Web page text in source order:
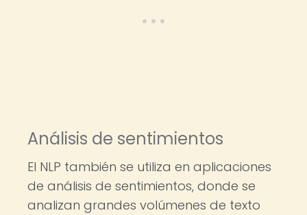
Análisis de sentimientos
El NLP también se utiliza en aplicaciones
de análisis de sentimientos, donde se
analizan grandes volúmenes de texto